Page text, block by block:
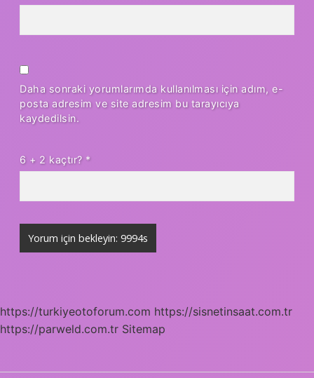
Daha sonraki yorumlarımda kullanılması için adım, e-
posta adresim ve site adresim bu tarayıcıya
kaydedilsin.
6 + 2 kaçtır? *
https://turkiyeotoforum.com https://sisnetinsaat.com.tr
https://parweld.com.tr Sitemap